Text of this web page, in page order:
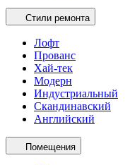
Стили ремонта
Лофт
Прованс
Хай-тек
Модерн
Индустриальный
Скандинавский
Английский
Помещения